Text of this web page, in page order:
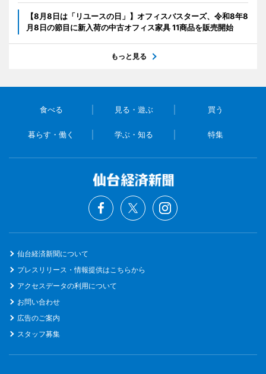
【8月8日は「リユースの日」】オフィスバスターズ、令和8年8
月8日の節目に新入荷の中古オフィス家具 11商品を販売開始
もっと見る
食べる 見る・遊ぶ 買う
暮らす・働く 学ぶ・知る 特集
仙台経済新聞について
プレスリリース・情報提供はこちらから
アクセスデータの利用について
お問い合わせ
広告のご案内
スタッフ募集